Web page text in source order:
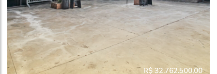
R$ 32.762.500,00